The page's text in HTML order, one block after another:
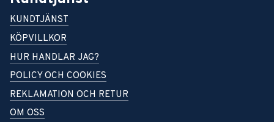
KUNDTJÄNST
KÖPVILLKOR
HUR HANDLAR JAG?
POLICY OCH COOKIES
REKLAMATION OCH RETUR
OM OSS